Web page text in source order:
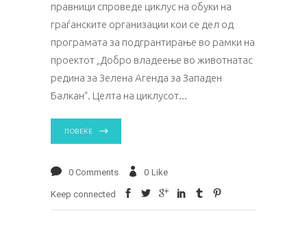
правници спроведе циклус на обуки на
граѓанските организации кои се дел од
програмата за подгрантирање во рамки на
проектот „Добро владеење во животнатас
редина за Зелена Агенда за Западен
Балкан“. Целта на циклусот
ПОВЕЌЕ
0 Comments 0 Like
Keep connected